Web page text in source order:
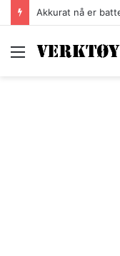
Akkurat nå er
Meny